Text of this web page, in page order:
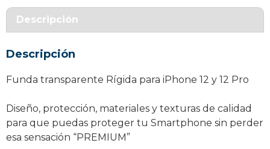
/
cantidad
Descripción
Descripción
Funda transparente Rígida para iPhone 12 y 12 Pro
Diseño, protección, materiales y texturas de calidad
para que puedas proteger tu Smartphone sin perder
esa sensación “PREMIUM”